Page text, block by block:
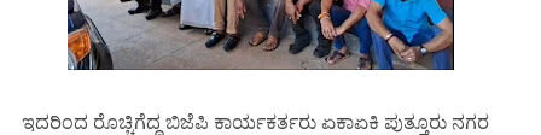
ಇದರಿಂದ ರೊಚ್ಚಿಗೆದ್ದ ಬಿಜೆಪಿ ಕಾರ್ಯಕರ್ತರು ಏಕಾಏಕಿ ಪುತ್ತೂರು ನಗರ